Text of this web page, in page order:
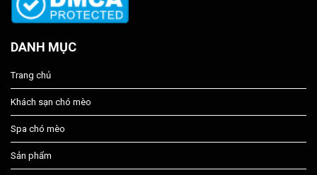
DANH MỤC
Trang chủ
Khách sạn chó mèo
Spa chó mèo
Sản phẩm